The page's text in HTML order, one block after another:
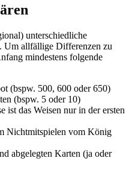
unterschiedliche
Um allfällige Differenzen zu
mindestens folgende
(bspw. 500, 600 oder 650)
(bspw. 5 oder 10)
ist das Weisen nur in der ersten
Nichtmitspielen vom König
abgelegten Karten (ja oder